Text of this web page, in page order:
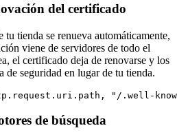
del certificado
tienda se renueva automáticamente,
viene de servidores de todo el
el certificado deja de renovarse y los
de seguridad en lugar de tu tienda.
"/.well-
de búsqueda